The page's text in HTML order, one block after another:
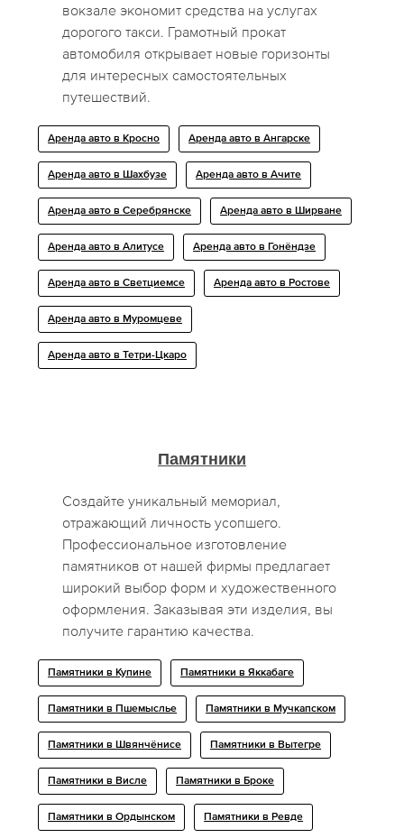
вокзале экономит средства на услугах
дорогого такси. Грамотный прокат
автомобиля открывает новые горизонты
для интересных самостоятельных
путешествий.
Аренда авто в Кросно Аренда авто в Ангарске
Аренда авто в Шахбузе Аренда авто в Ачите
Аренда авто в Серебрянске Аренда авто в Ширване
Аренда авто в Алитусе Аренда авто в Гонёндзе
Аренда авто в Светциемсе Аренда авто в Ростове
Аренда авто в Муромцеве
Аренда авто в Тетри-Цкаро
Памятники
Создайте уникальный мемориал,
отражающий личность усопшего.
Профессиональное изготовление
памятников от нашей фирмы предлагает
широкий выбор форм и художественного
оформления. Заказывая эти изделия, вы
получите гарантию качества.
Памятники в Купине Памятники в Яккабаге
Памятники в Пшемыслье Памятники в Мучкапском
Памятники в Швянчёнисе Памятники в Вытегре
Памятники в Висле Памятники в Броке
Памятники в Ордынском Памятники в Ревде